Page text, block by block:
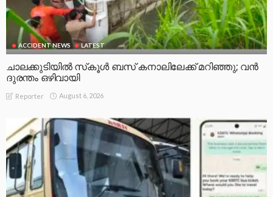
ACCIDENT NEWS LATEST
ചാലക്കുടിയിൽ സ്‌കൂൾ ബസ് കനാലിലേക്ക് മറിഞ്ഞു; വൻ
ദുരന്തം ഒഴിവായി
Reporter August 6, 2026